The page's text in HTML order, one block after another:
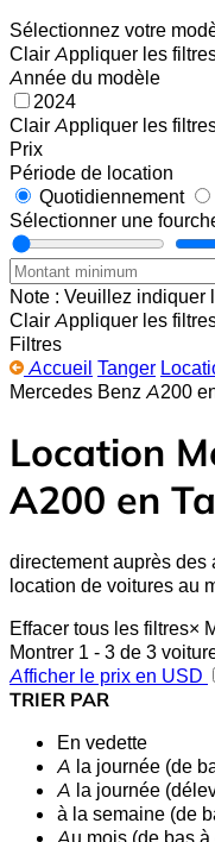
Sélectionnez votre
Clair Appliquer les
Année du modèle
2024
Clair Appliquer les
Prix
Période de location
Quotidiennement
Sélectionner une
Note : Veuillez indiquer
Clair Appliquer les
Filtres
Accueil Tanger
Mercedes Benz A200
Location
A200 en
directement auprès
location de voitures au
Effacer tous les filtres×
Montrer 1 - 3 de 3
Afficher le prix en USD
TRIER PAR
En vedette
A la journée (de
A la journée
à la semaine (de
Au mois (de bas à